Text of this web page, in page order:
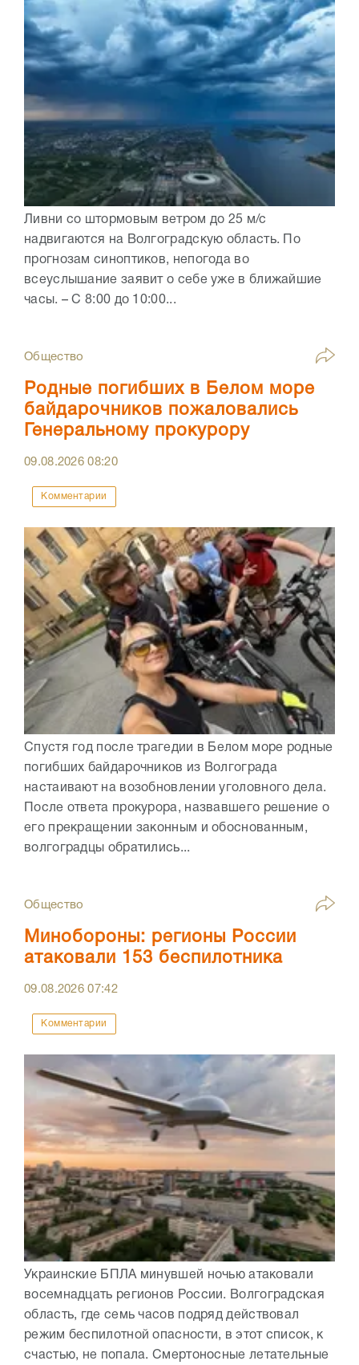
Ливни со штормовым ветром до 25 м/с
надвигаются на Волгоградскую область. По
прогнозам синоптиков, непогода во
всеуслышание заявит о себе уже в ближайшие
часы. – С 8:00 до 10:00...
Общество
Родные погибших в Белом море
байдарочников пожаловались
Генеральному прокурору
09.08.202608:20
Комментарии
Спустя год после трагедии в Белом море родные
погибших байдарочников из Волгограда
настаивают на возобновлении уголовного дела.
После ответа прокурора, назвавшего решение о
его прекращении законным и обоснованным,
волгоградцы обратились...
Общество
Минобороны: регионы России
атаковали 153 беспилотника
09.08.202607:42
Комментарии
Украинские БПЛА минувшей ночью атаковали
восемнадцать регионов России. Волгоградская
область, где семь часов подряд действовал
режим беспилотной опасности, в этот список, к
счастью, не попала. Смертоносные летательные